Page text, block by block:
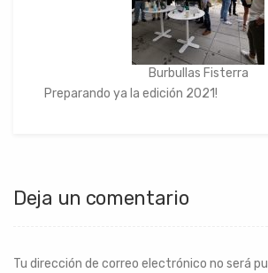
Burbullas Fisterra
Preparando ya la edición 2021!
Deja un comentario
Tu dirección de correo electrónico no será